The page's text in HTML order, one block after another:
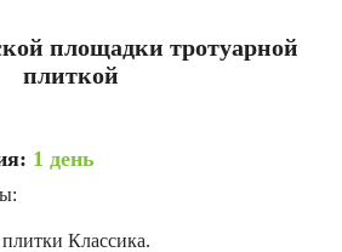
площадки тротуарной
плиткой
1 день
Классика.